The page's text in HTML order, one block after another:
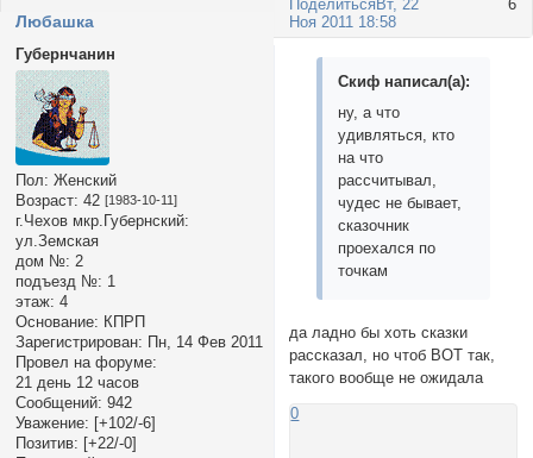
Поделиться 6
Вт, 22
Ноя 2011 18:58
Любашка
Губернчанин
Пол: Женский
Возраст: 42 [1983-10-11]
г.Чехов мкр.Губернский:
ул.Земская
дом №: 2
подъезд №: 1
этаж: 4
Основание: КПРП
Зарегистрирован: Пн, 14 Фев 2011
Провел на форуме:
21 день 12 часов
Сообщений: 942
Уважение: [+102/-6]
Позитив: [+22/-0]
Скиф написал(а):
ну, а что
удивляться, кто
на что
рассчитывал,
чудес не бывает,
сказочник
проехался по
точкам
да ладно бы хоть сказки
рассказал, но чтоб ВОТ так,
такого вообще не ожидала
0